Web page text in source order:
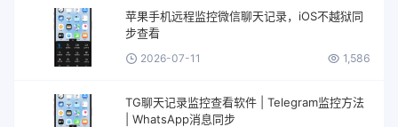
苹果手机远程监控微信聊天记录，iOS不越狱同
步查看
2026-07-11 1,586
TG聊天记录监控查看软件 | Telegram监控方法
| WhatsApp消息同步